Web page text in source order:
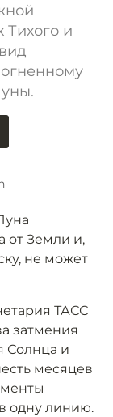
Тихого и
от Земли и,
не может
ТАСС
затмения
Солнца и
месяцев
одну линию.